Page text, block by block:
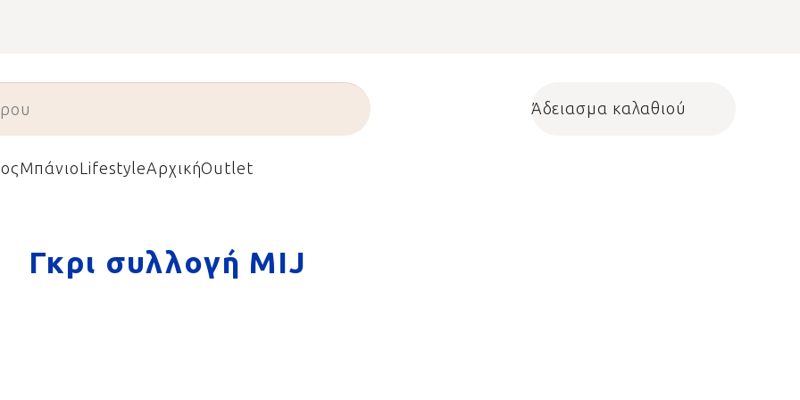
Shopping cart
Άδειασμα καλαθιού
ΜπάνιοLifestyleΑρχικήOutlet
Γκρι συλλογή MIJ